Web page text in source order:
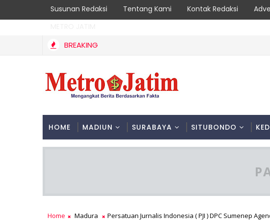
Susunan Redaksi Tentang Kami Kontak Redaksi
BREAKING
HOME MADIUN SURABAYA SITUBONDO
Home Madura Persatuan Jurnalis Indonesia ( PJI ) DPC Sumenep